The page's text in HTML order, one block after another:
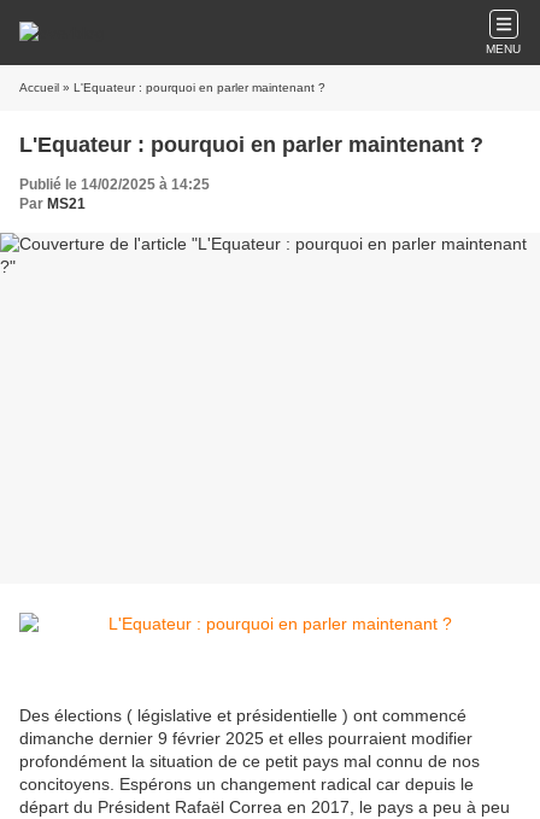
MENU
Accueil » L'Equateur : pourquoi en parler maintenant ?
L'Equateur : pourquoi en parler maintenant ?
Publié le 14/02/2025 à 14:25
Par MS21
Des élections ( législative et présidentielle ) ont commencé
dimanche dernier 9 février 2025 et elles pourraient modifier
profondément la situation de ce petit pays mal connu de nos
concitoyens. Espérons un changement radical car depuis le
départ du Président Rafaël Correa en 2017, le pays a peu à peu